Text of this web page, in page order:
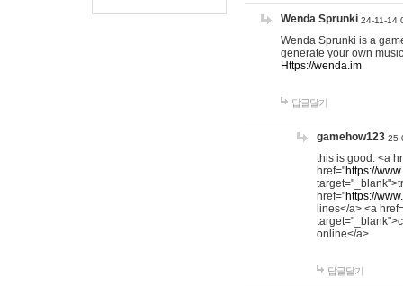
Wenda Sprunki 24-11-14
Wenda Sprunki is a
generate your own
Https://wenda.im
답글달기
gamehow123 25-
this is good. <a
href="https://
href="https://
lines</a> <a
online</a>
답글달기